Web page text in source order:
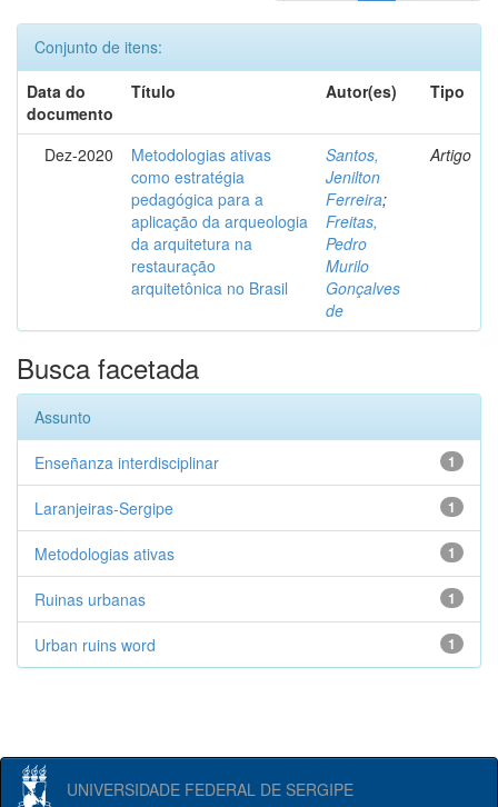
Conjunto de itens:
Data do
documento
Título Autor(es) Tipo
Dez-2020
Metodologias ativas
como estratégia
pedagógica para a
aplicação da arqueologia
da arquitetura na
restauração
arquitetônica no Brasil
Santos,
Jenilton
Ferreira;
Freitas,
Pedro
Murilo
Gonçalves
de
Artigo
Busca facetada
Assunto
1
Enseñanza interdisciplinar
1
Laranjeiras-Sergipe
1
Metodologias ativas
1
Ruinas urbanas
1
Urban ruins word
UNIVERSIDADE FEDERAL DE SERGIPE